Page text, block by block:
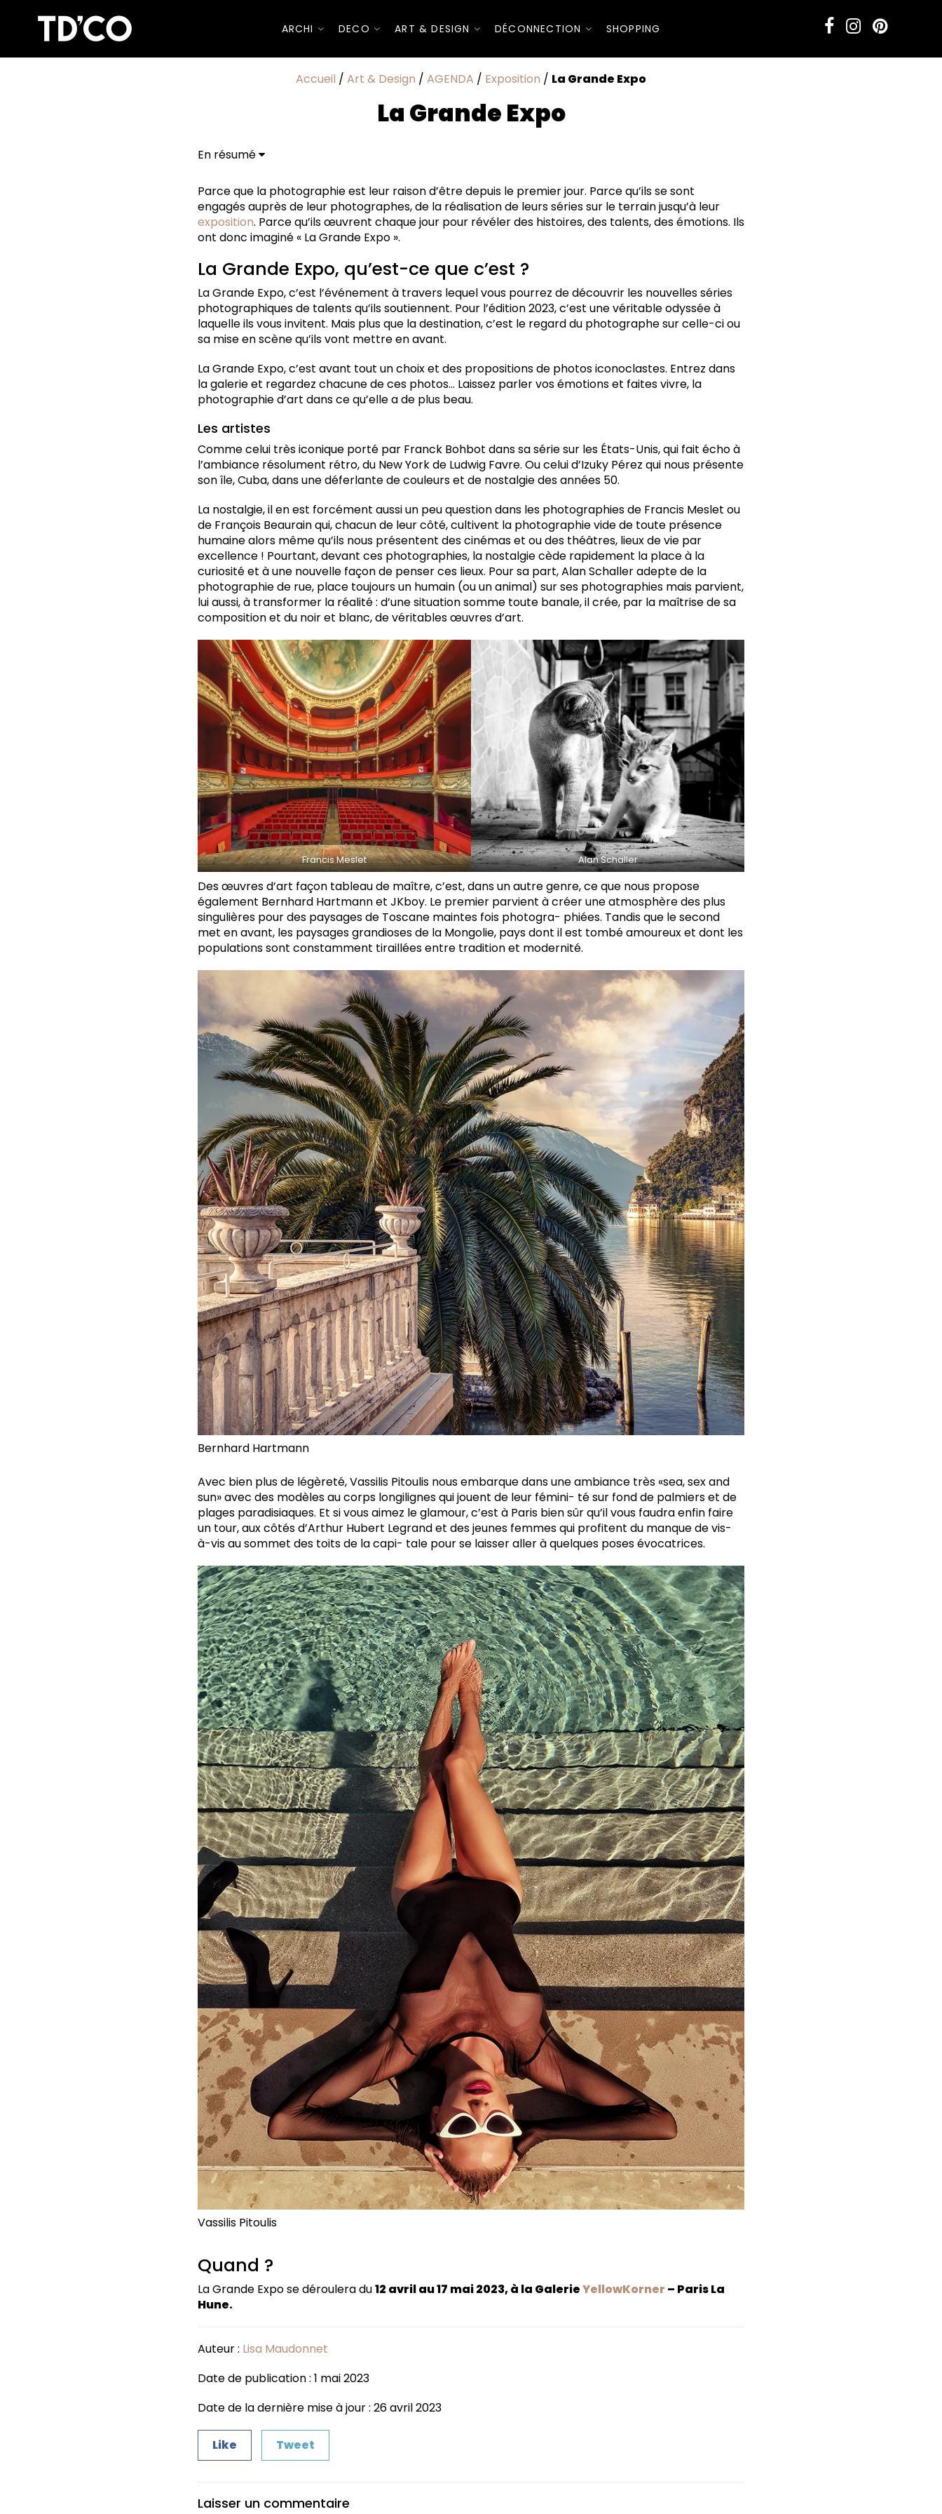
ARCHI DECO ART & DESIGN DÉCONNECTION SHOPPING
Accueil / Art & Design / AGENDA / Exposition / La Grande Expo
La Grande Expo
En résumé
Quand ?
Parce que la photographie est leur raison d’être depuis le premier jour. Parce qu’ils se sont
engagés auprès de leur photographes, de la réalisation de leurs séries sur le terrain jusqu’à leur
exposition. Parce qu’ils œuvrent chaque jour pour révéler des histoires, des talents, des émotions. Ils
ont donc imaginé « La Grande Expo ».
La Grande Expo, qu’est-ce que c’est ?
La Grande Expo, c’est l’événement à travers lequel vous pourrez de découvrir les nouvelles séries
photographiques de talents qu’ils soutiennent. Pour l’édition 2023, c’est une véritable odyssée à
laquelle ils vous invitent. Mais plus que la destination, c’est le regard du photographe sur celle-ci ou
sa mise en scène qu’ils vont mettre en avant.
La Grande Expo, c’est avant tout un choix et des propositions de photos iconoclastes. Entrez dans
la galerie et regardez chacune de ces photos… Laissez parler vos émotions et faites vivre, la
photographie d’art dans ce qu’elle a de plus beau.
Les artistes
Comme celui très iconique porté par Franck Bohbot dans sa série sur les États-Unis, qui fait écho à
l’ambiance résolument rétro, du New York de Ludwig Favre. Ou celui d’Izuky Pérez qui nous présente
son île, Cuba, dans une déferlante de couleurs et de nostalgie des années 50.
La nostalgie, il en est forcément aussi un peu question dans les photographies de Francis Meslet ou
de François Beaurain qui, chacun de leur côté, cultivent la photographie vide de toute présence
humaine alors même qu’ils nous présentent des cinémas et ou des théâtres, lieux de vie par
excellence ! Pourtant, devant ces photographies, la nostalgie cède rapidement la place à la
curiosité et à une nouvelle façon de penser ces lieux. Pour sa part, Alan Schaller adepte de la
photographie de rue, place toujours un humain (ou un animal) sur ses photographies mais parvient,
lui aussi, à transformer la réalité : d’une situation somme toute banale, il crée, par la maîtrise de sa
composition et du noir et blanc, de véritables œuvres d’art.
Francis Meslet Alan Schaller
Des œuvres d’art façon tableau de maître, c’est, dans un autre genre, ce que nous propose
également Bernhard Hartmann et JKboy. Le premier parvient à créer une atmosphère des plus
singulières pour des paysages de Toscane maintes fois photogra- phiées. Tandis que le second
met en avant, les paysages grandioses de la Mongolie, pays dont il est tombé amoureux et dont les
populations sont constamment tiraillées entre tradition et modernité.
Bernhard Hartmann
Avec bien plus de légèreté, Vassilis Pitoulis nous embarque dans une ambiance très «sea, sex and
sun» avec des modèles au corps longilignes qui jouent de leur fémini- té sur fond de palmiers et de
plages paradisiaques. Et si vous aimez le glamour, c’est à Paris bien sûr qu’il vous faudra enfin faire
un tour, aux côtés d’Arthur Hubert Legrand et des jeunes femmes qui profitent du manque de vis-
à-vis au sommet des toits de la capi- tale pour se laisser aller à quelques poses évocatrices.
Vassilis Pitoulis
Quand ?
La Grande Expo se déroulera du12 avril au 17 mai 2023, à la GalerieYellowKorner – Paris La
Hune.
Auteur : Lisa Maudonnet
Date de publication : 1 mai 2023
Date de la dernière mise à jour : 26 avril 2023
Like Tweet
Laisser un commentaire